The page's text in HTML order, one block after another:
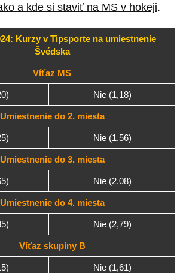
a kde si staviť na MS v hokeji.
Kurzy v Tipsporte na umiestnenie
Švédska
Víťaz MS
Nie (1,18)
Umiestnenie do 2. miesta
Nie (1,56)
Umiestnenie do 3. miesta
Nie (2,08)
Umiestnenie do 4. miesta
Nie (2,79)
Víťaz skupiny B
Nie (1,61)